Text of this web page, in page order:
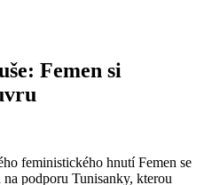
Femen si
feministického hnutí Femen se
podporu Tunisanky, kterou